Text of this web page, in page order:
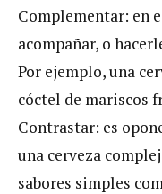
Complementar: en
acompañar, o
Por ejemplo, una
cóctel de mariscos
Contrastar: es
una cerveza
sabores simples